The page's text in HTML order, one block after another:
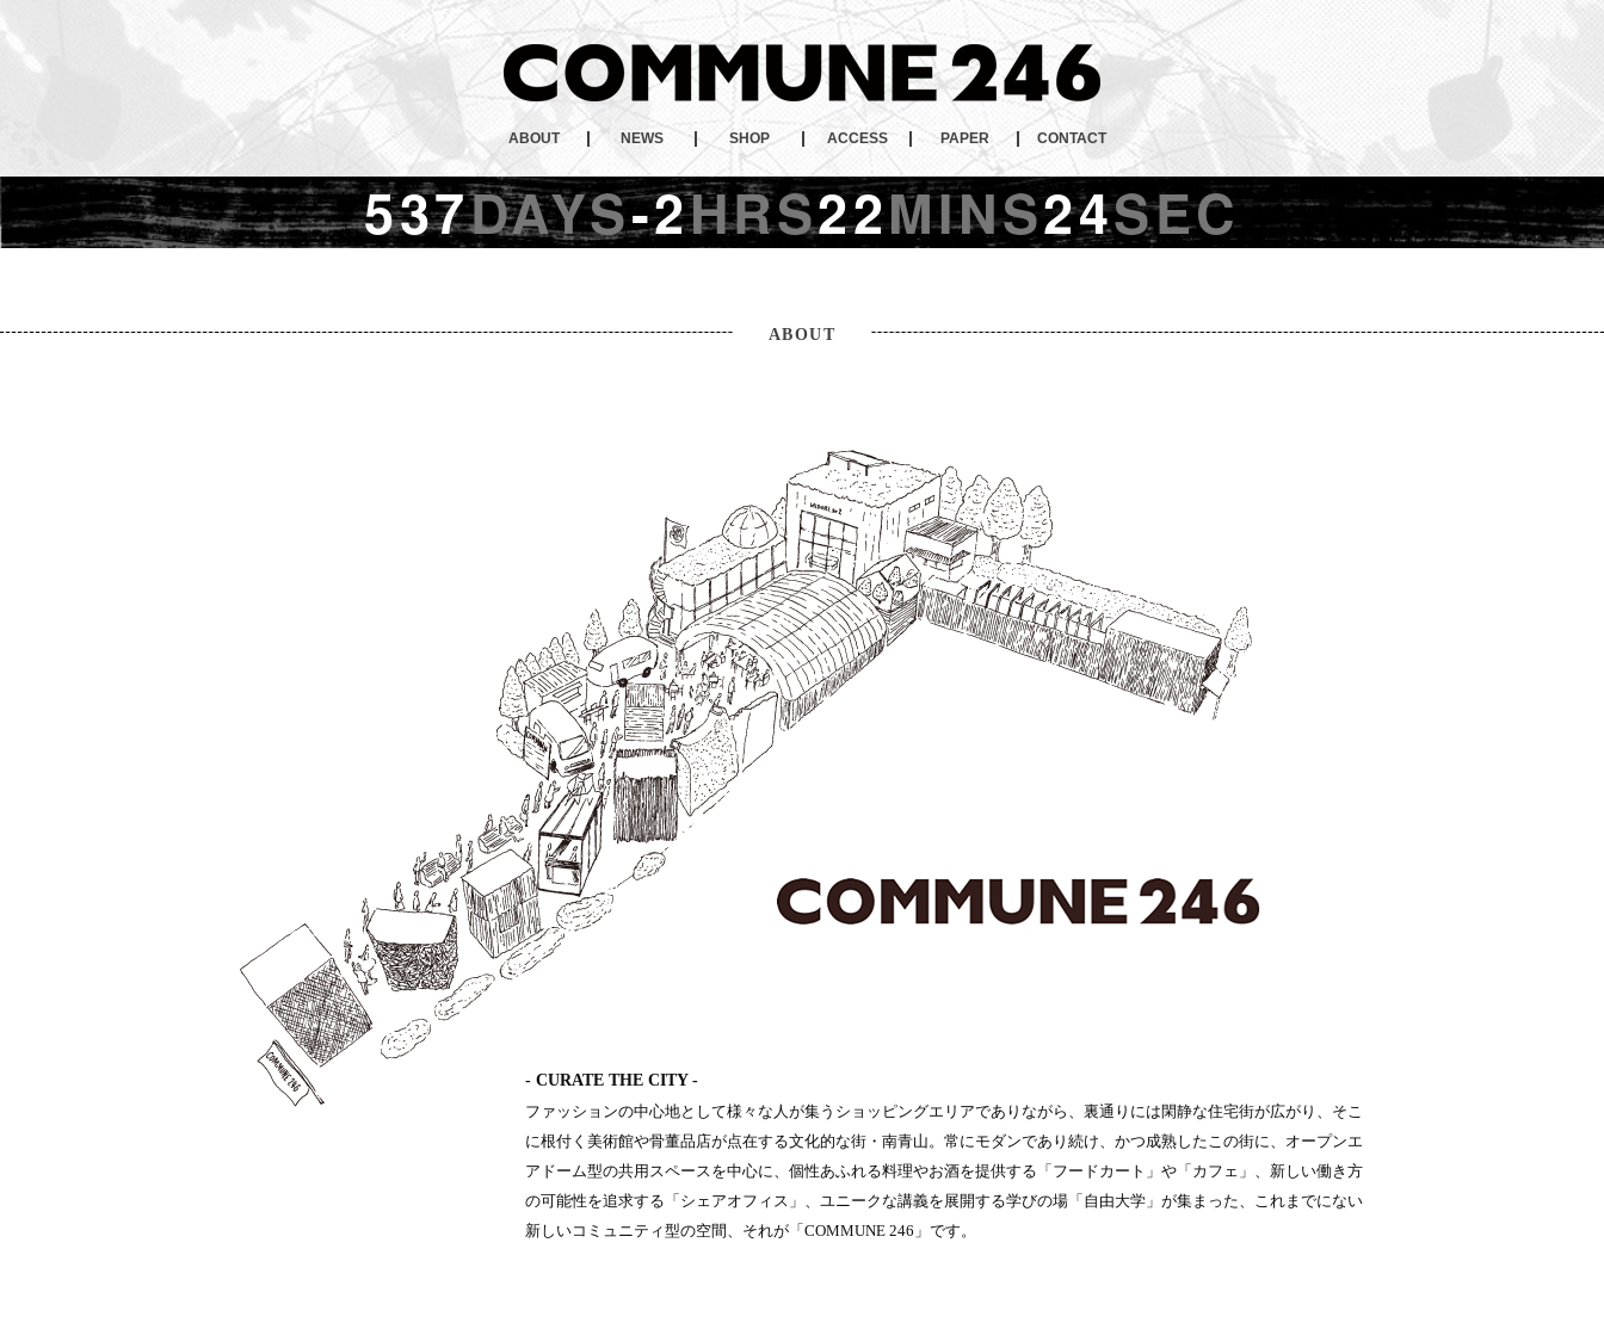
ABOUT NEWS SHOP ACCESS PAPER CONTACT
537DAYS-2HRS22MINS24SEC
ABOUT
- CURATE THE CITY -
ファッションの中心地として様々な人が集うショッピングエリアでありながら、裏通りには閑静な住宅街が広がり、そこ
に根付く美術館や骨董品店が点在する文化的な街・南青山。常にモダンであり続け、かつ成熟したこの街に、オープンエ
アドーム型の共用スペースを中心に、個性あふれる料理やお酒を提供する「フードカート」や「カフェ」、新しい働き方
の可能性を追求する「シェアオフィス」、ユニークな講義を展開する学びの場「自由大学」が集まった、これまでにない
新しいコミュニティ型の空間、それが「COMMUNE 246」です。